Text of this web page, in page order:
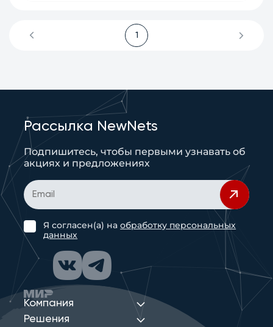
1
Компания
Решения
Рассылка NewNets
Подпишитесь, чтобы первыми узнавать об
акциях и предложениях
Я согласен(а) наобработку персональных
данных